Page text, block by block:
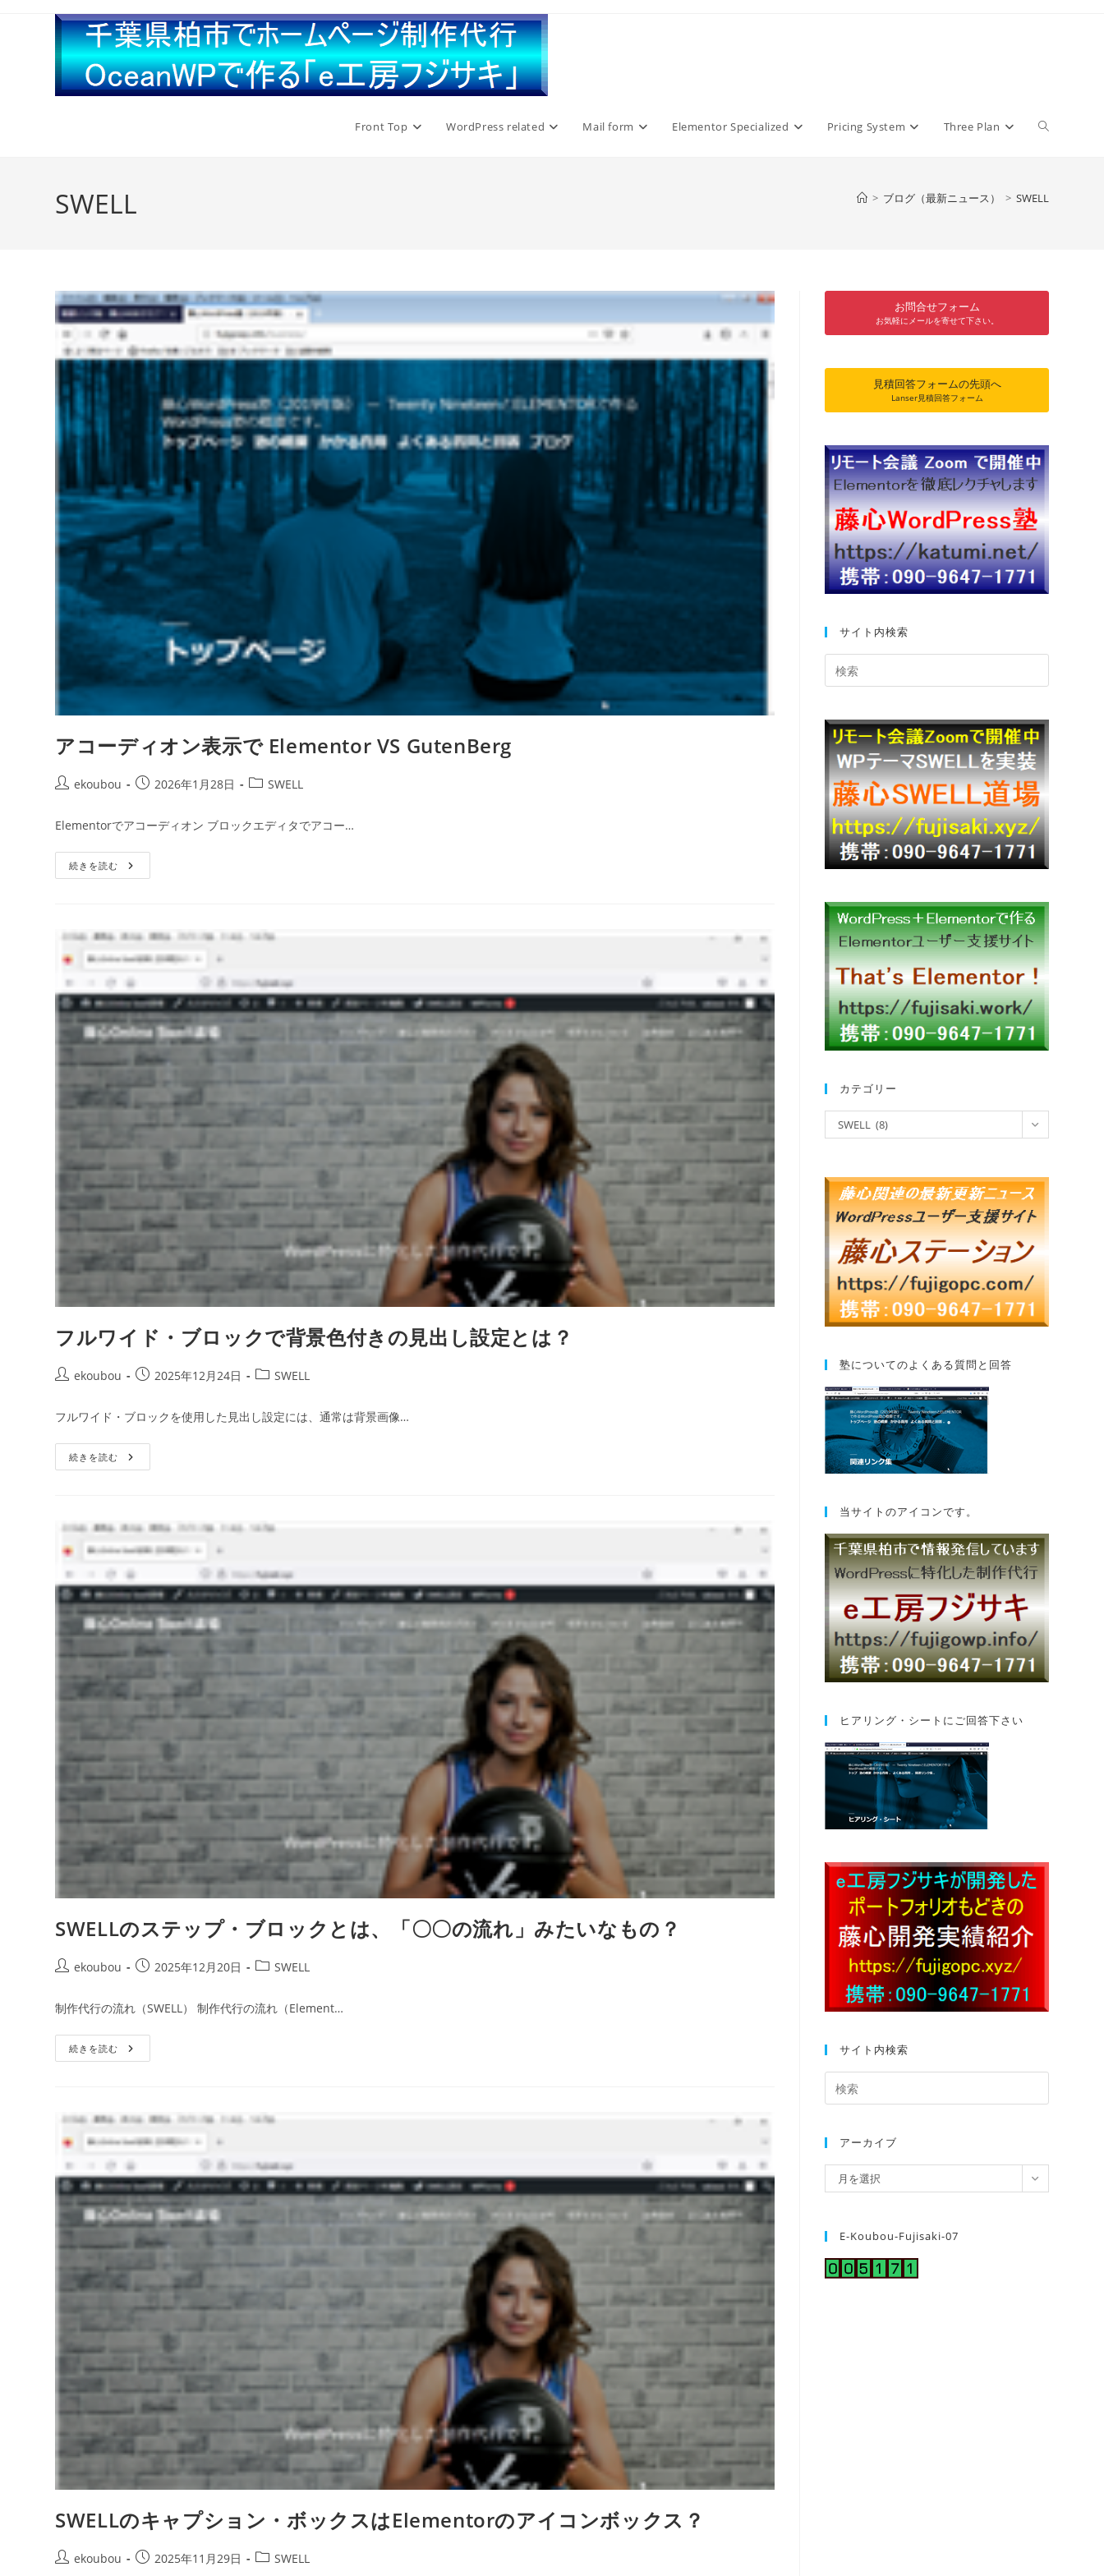
Front Top WordPress related Mail form Elementor Specialized Pricing System Three Plan
SWELL > ブログ（最新ニュース） > SWELL
アコーディオン表示で Elementor VS GutenBerg
ekoubou 2026年1月28日 SWELL
Elementorでアコーディオン ブロックエディタでアコー…
続きを読む
フルワイド・ブロックで背景色付きの見出し設定とは？
ekoubou 2025年12月24日 SWELL
フルワイド・ブロックを使用した見出し設定には、通常は背景画像…
続きを読む
SWELLのステップ・ブロックとは、「〇〇の流れ」みたいなもの？
ekoubou 2025年12月20日 SWELL
制作代行の流れ（SWELL） 制作代行の流れ（Element…
続きを読む
SWELLのキャプション・ボックスはElementorのアイコンボックス？
ekoubou 2025年11月29日 SWELL
お問合せフォーム
お気軽にメールを寄せて下さい。
見積回答フォームの先頭へ
Lanser見積回答フォーム
サイト内検索
カテゴリー
SWELL (8)
塾についてのよくある質問と回答
当サイトのアイコンです。
ヒアリング・シートにご回答下さい
サイト内検索
アーカイブ
月を選択
E-Koubou-Fujisaki-07